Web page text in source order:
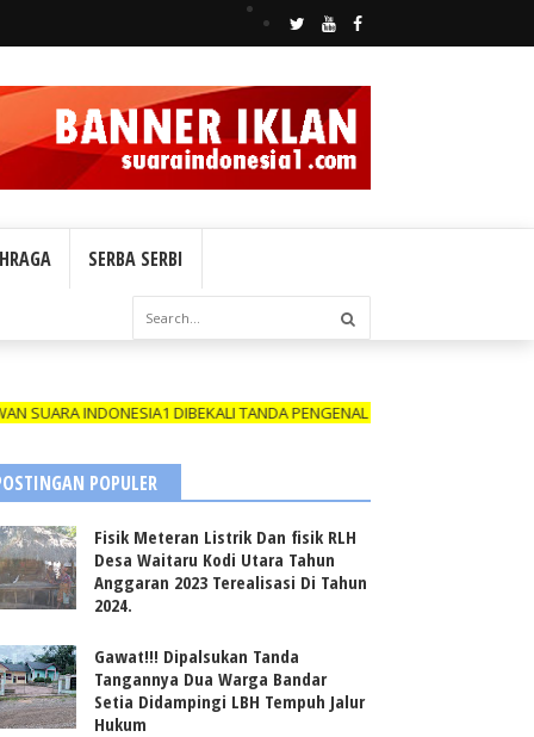
SERBA SERBI
INDONESIA1 DIBEKALI TANDA PENGENAL (ID CARD) YANG MASIH
POPULER
Fisik Meteran Listrik Dan fisik RLH
Desa Waitaru Kodi Utara Tahun
Anggaran 2023 Terealisasi Di Tahun
2024.
Gawat!!! Dipalsukan Tanda
Tangannya Dua Warga Bandar
Setia Didampingi LBH Tempuh Jalur
Hukum